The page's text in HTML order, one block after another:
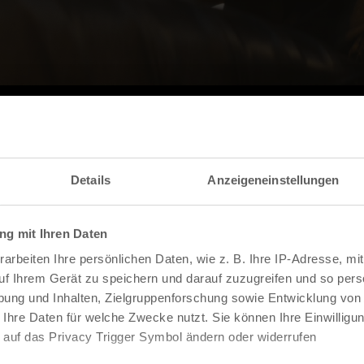
Details Anzeigeneinstellungen
mit Ihren Daten
Ihre persönlichen Daten, wie z. B. Ihre IP-Adresse,
Ihrem Gerät zu speichern und darauf zuzugreifen und so
und Inhalten, Zielgruppenforschung sowie Entwicklung
Daten für welche Zwecke nutzt. Sie können Ihre
das Privacy Trigger Symbol ändern oder widerrufen
110 Minuten
Regie
Craig Gillespie
Darsteller
Milly Alcock, Eve Ridley, Jason Momoa
Genre
Action
Supergirl, ist das Leben auf der Erde im Schatten ihres
ihr Hund Krypto von dem bösartigen Krem vergiftet wird.
Familie ebenfalls von Krem ermordet wurde. Um